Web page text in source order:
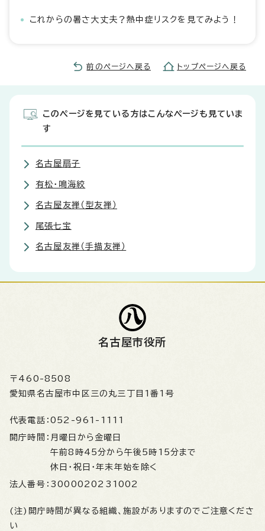
これからの暑さ大丈夫？熱中症リスクを見てみよう！
前のページへ戻る トップページへ戻る
このページを見ている方はこんなページも見ていま
す
名古屋扇子
有松・鳴海絞
名古屋友禅（型友禅）
尾張七宝
名古屋友禅（手描友禅）
名古屋市役所
〒460-8508
愛知県名古屋市中区三の丸三丁目1番1号
代表電話： 052-961-1111
開庁時間： 月曜日から金曜日
午前8時45分から午後5時15分まで
休日・祝日・年末年始を除く
法人番号： 3000020231002
(注)開庁時間が異なる組織、施設がありますのでご注意くださ
い